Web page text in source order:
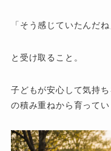
「そう感じていたんだね
と受け取ること。
子どもが安心して気持
の積み重ねから育ってい